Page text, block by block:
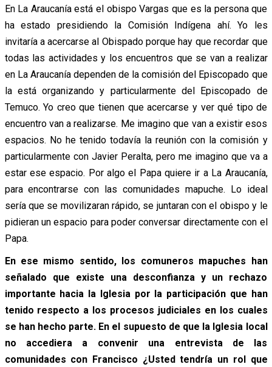
En La Araucanía está el obispo Vargas que es la persona que
ha estado presidiendo la Comisión Indígena ahí. Yo les
invitaría a acercarse al Obispado porque hay que recordar que
todas las actividades y los encuentros que se van a realizar
en La Araucanía dependen de la comisión del Episcopado que
la está organizando y particularmente del Episcopado de
Temuco. Yo creo que tienen que acercarse y ver qué tipo de
encuentro van a realizarse. Me imagino que van a existir esos
espacios. No he tenido todavía la reunión con la comisión y
particularmente con Javier Peralta, pero me imagino que va a
estar ese espacio. Por algo el Papa quiere ir a La Araucanía,
para encontrarse con las comunidades mapuche. Lo ideal
sería que se movilizaran rápido, se juntaran con el obispo y le
pidieran un espacio para poder conversar directamente con el
Papa.
En ese mismo sentido, los comuneros mapuches han
señalado que existe una desconfianza y un rechazo
importante hacia la Iglesia por la participación que han
tenido respecto a los procesos judiciales en los cuales
se han hecho parte. En el supuesto de que la Iglesia local
no accediera a convenir una entrevista de las
comunidades con Francisco ¿Usted tendría un rol que